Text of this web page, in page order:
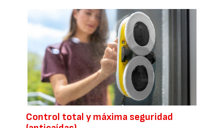
Control total y máxima seguridad